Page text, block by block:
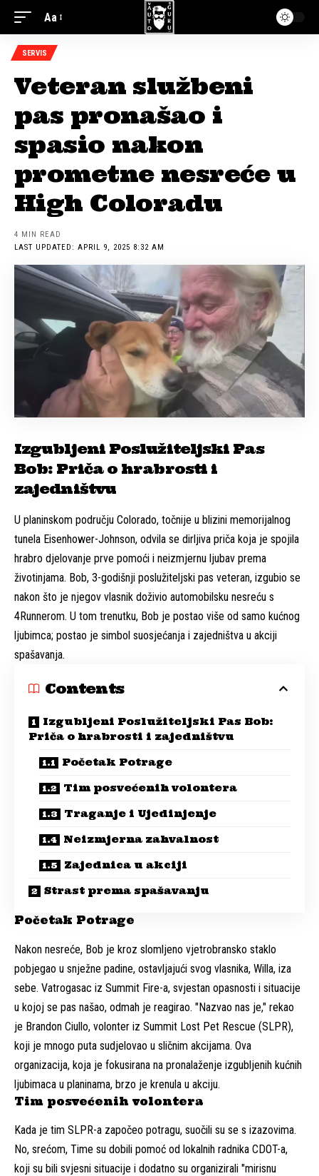
Aa
SERVIS
Veteran službeni
pas pronašao i
spasio nakon
prometne nesreće u
High Coloradu
LAST UPDATED: APRIL 9, 2025 8:32 AM
4 MIN READ
Izgubljeni Poslužiteljski Pas
Bob: Priča o hrabrosti i
zajedništvu
U planinskom području Colorado, točnije u blizini memorijalnog
tunela Eisenhower-Johnson, odvila se dirljiva priča koja je spojila
hrabro djelovanje prve pomoći i neizmjernu ljubav prema
životinjama. Bob, 3-godišnji poslužiteljski pas veteran, izgubio se
nakon što je njegov vlasnik doživio automobilsku nesreću s
4Runnerom. U tom trenutku, Bob je postao više od samo kućnog
ljubimca; postao je simbol suosjećanja i zajedništva u akciji
spašavanja.
Contents
Izgubljeni Poslužiteljski Pas Bob:
Priča o hrabrosti i zajedništvu
Početak Potrage
Tim posvećenih volontera
Traganje i Ujedinjenje
Neizmjerna zahvalnost
Zajednica u akciji
Strast prema spašavanju
Početak Potrage
Nakon nesreće, Bob je kroz slomljeno vjetrobransko staklo
pobjegao u snježne padine, ostavljajući svog vlasnika, Willa, iza
sebe. Vatrogasac iz Summit Fire-a, svjestan opasnosti i situacije
u kojoj se pas našao, odmah je reagirao. "Nazvao nas je," rekao
je Brandon Ciullo, volonter iz Summit Lost Pet Rescue (SLPR),
koji je mnogo puta sudjelovao u sličnim akcijama. Ova
organizacija, koja je fokusirana na pronalaženje izgubljenih kućnih
ljubimaca u planinama, brzo je krenula u akciju.
Tim posvećenih volontera
Kada je tim SLPR-a započeo potragu, suočili su se s izazovima.
No, srećom, Time su dobili pomoć od lokalnih radnika CDOT-a,
koji su bili svjesni situacije i dodatno su organizirali "mirisnu